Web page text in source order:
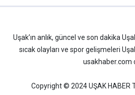
Uşak’ın anlık, güncel ve son dakika
sıcak olayları ve spor gelişmeleri
usakhaber.com
Copyright © 2024 UŞAK HABER